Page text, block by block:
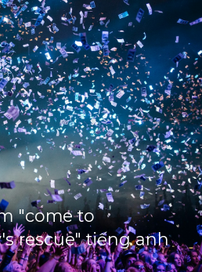
"come to
rescue" tiếng anh